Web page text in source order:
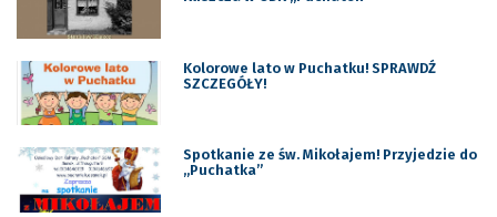
Kolorowe lato w Puchatku! SPRAWDŹ
SZCZEGÓŁY!
Spotkanie ze św. Mikołajem! Przyjedzie do
„Puchatka”